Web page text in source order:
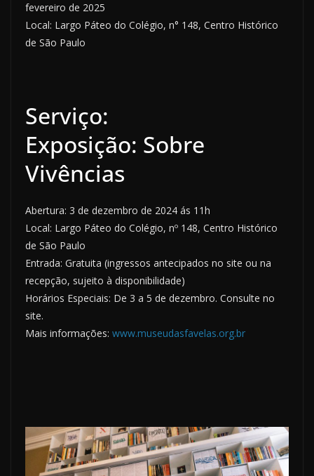
fevereiro de 2025
Local: Largo Páteo do Colégio, n° 148, Centro Histórico
de São Paulo
Serviço:
Exposição: Sobre
Vivências
Abertura: 3 de dezembro de 2024 ás 11h
Local: Largo Páteo do Colégio, nº 148, Centro Histórico
de São Paulo
Entrada: Gratuita (ingressos antecipados no site ou na
recepção, sujeito à disponibilidade)
Horários Especiais: De 3 a 5 de dezembro. Consulte no
site.
Mais informações: www.museudasfavelas.org.br